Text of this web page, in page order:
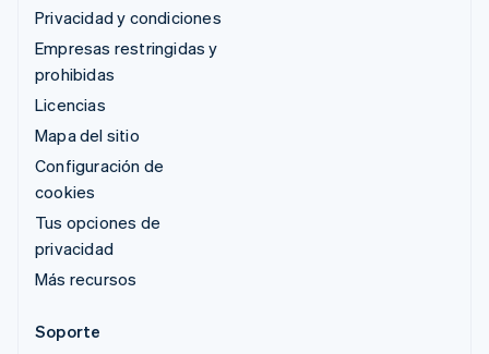
Privacidad y condiciones
Empresas restringidas y
prohibidas
Licencias
Mapa del sitio
Configuración de
cookies
Tus opciones de
privacidad
Más recursos
Soporte